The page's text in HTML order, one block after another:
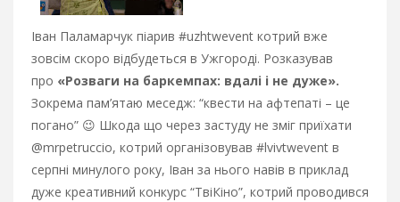
Іван Паламарчук піарив #uzhtwevent котрий вже
зовсім скоро відбудеться в Ужгороді. Розказував
про «Розваги на баркемпах: вдалі і не дуже».
Зокрема пам’ятаю меседж: “квести на афтепаті – це
погано” 😉 Шкода що через застуду не зміг приїхати
@mrpetruccio, котрий організовував #lvivtwevent в
серпні минулого року, Іван за нього навів в приклад
дуже креативний конкурс “ТвіКіно”, котрий проводився